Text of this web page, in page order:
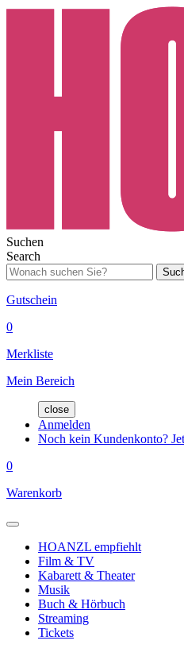
Suchen
Search
Gutschein
0
Merkliste
Mein Bereich
close
Anmelden
Noch kein Kundenkonto?
0
Warenkorb
HOANZL empfiehlt
Film & TV
Kabarett & Theater
Musik
Buch & Hörbuch
Streaming
Tickets